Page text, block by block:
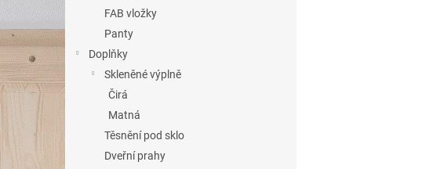
FAB vložky
Panty
Doplňky
Skleněné výplně
Čirá
Matná
Těsnění pod sklo
Dveřní prahy